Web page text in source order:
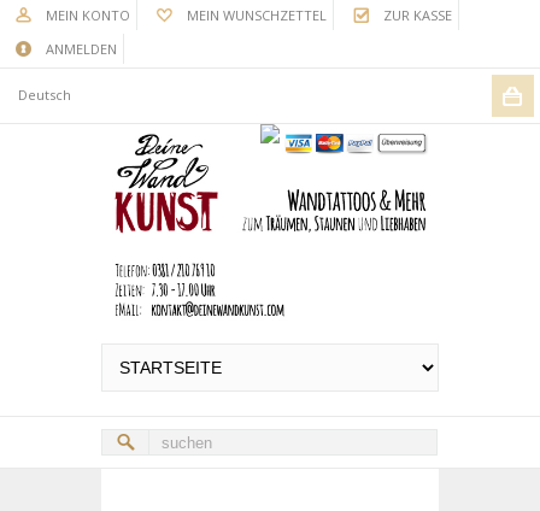
MEIN KONTO MEIN WUNSCHZETTEL
ZUR KASSE
ANMELDEN
Deutsch